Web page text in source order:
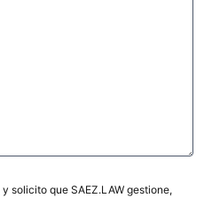
y solicito que SAEZ.LAW gestione,